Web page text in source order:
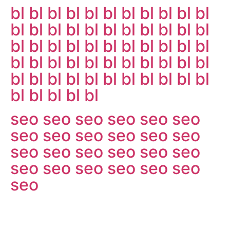
bl bl bl bl bl bl bl bl bl bl bl
bl bl bl bl bl bl bl bl bl bl bl
bl bl bl bl bl bl bl bl bl bl bl
bl bl bl bl bl bl bl bl bl bl bl
bl bl bl bl bl bl bl bl bl bl bl
bl bl bl bl bl
seo seo seo seo seo seo
seo seo seo seo seo seo
seo seo seo seo seo seo
seo seo seo seo seo seo
seo